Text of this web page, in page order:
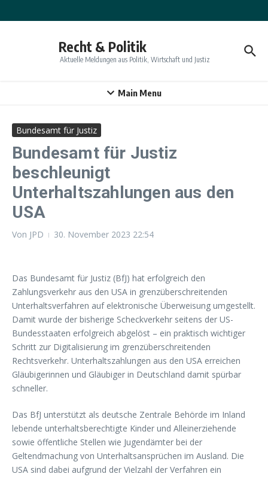
Recht & Politik
Aktuelle Meldungen aus Politik, Wirtschaft und Justiz
Main Menu
Bundesamt für Justiz
Bundesamt für Justiz
beschleunigt
Unterhaltszahlungen aus den
USA
Von JPD 30. November 2023 22:54
Das Bundesamt für Justiz (BfJ) hat erfolgreich den
Zahlungsverkehr aus den USA in grenzüberschreitenden
Unterhaltsverfahren auf elektronische Überweisung umgestellt.
Damit wurde der bisherige Scheckverkehr seitens der US-
Bundesstaaten erfolgreich abgelöst – ein praktisch wichtiger
Schritt zur Digitalisierung im grenzüberschreitenden
Rechtsverkehr. Unterhaltszahlungen aus den USA erreichen
Gläubigerinnen und Gläubiger in Deutschland damit spürbar
schneller.
Das BfJ unterstützt als deutsche Zentrale Behörde im Inland
lebende unterhaltsberechtigte Kinder und Alleinerziehende
sowie öffentliche Stellen wie Jugendämter bei der
Geltendmachung von Unterhaltsansprüchen im Ausland. Die
USA sind dabei aufgrund der Vielzahl der Verfahren ein